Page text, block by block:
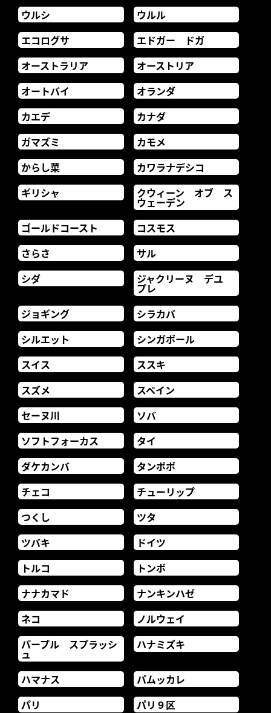
ウルシ
ウルル
エコログサ
エドガー ドガ
オーストラリア
オーストリア
オートバイ
オランダ
カエデ
カナダ
ガマズミ
カモメ
からし菜
カワラナデシコ
ギリシャ
クウィーン オブ ス
ウェーデン
ゴールドコースト
コスモス
さらさ
サル
シダ
ジャクリーヌ デユ
プレ
ジョギング
シラカバ
シルエット
シンガポール
スイス
ススキ
スズメ
スペイン
セーヌ川
ソバ
ソフトフォーカス
タイ
ダケカンバ
タンポポ
チェコ
チューリップ
つくし
ツタ
ツバキ
ドイツ
トルコ
トンボ
ナナカマド
ナンキンハゼ
ネコ
ノルウェイ
パープル スプラッシ
ュ
ハナミズキ
ハマナス
パムッカレ
パリ
パリ９区